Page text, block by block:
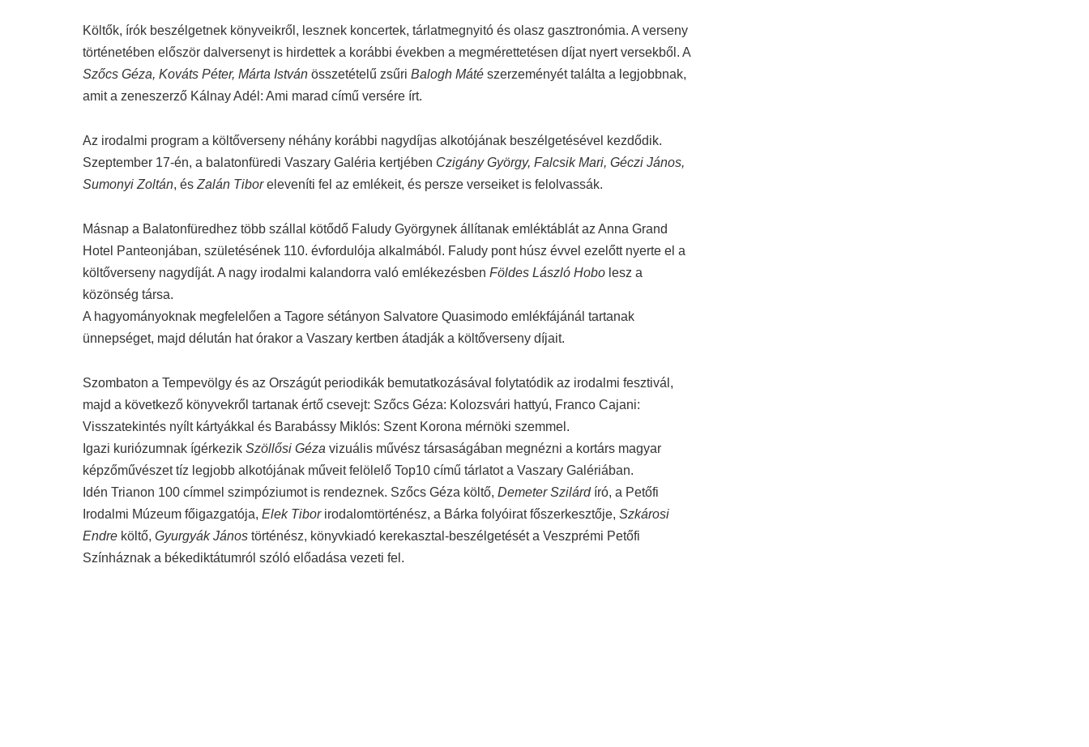
Költők, írók beszélgetnek könyveikről, lesznek koncertek, tárlatmegnyitó és olasz gasztronómia. A verseny
történetében először dalversenyt is hirdettek a korábbi években a megmérettetésen díjat nyert versekből. A
Szőcs Géza, Kováts Péter, Márta István összetételű zsűri Balogh Máté szerzeményét találta a legjobbnak,
amit a zeneszerző Kálnay Adél: Ami marad című versére írt.
Az irodalmi program a költőverseny néhány korábbi nagydíjas alkotójának beszélgetésével kezdődik.
Szeptember 17-én, a balatonfüredi Vaszary Galéria kertjében Czigány György, Falcsik Mari, Géczi János,
Sumonyi Zoltán, ésZalán Tiboreleveníti fel az emlékeit, és persze verseiket is felolvassák.
Másnap a Balatonfüredhez több szállal kötődő Faludy Györgynek állítanak emléktáblát az Anna Grand
Hotel Panteonjában, születésének 110. évfordulója alkalmából. Faludy pont húsz évvel ezelőtt nyerte el a
költőverseny nagydíját. A nagy irodalmi kalandorra való emlékezésben Földes László Hobo lesz a
közönség társa.
A hagyományoknak megfelelően a Tagore sétányon Salvatore Quasimodo emlékfájánál tartanak
ünnepséget, majd délután hat órakor a Vaszary kertben átadják a költőverseny díjait.
Szombaton a Tempevölgy és az Országút periodikák bemutatkozásával folytatódik az irodalmi fesztivál,
majd a következő könyvekről tartanak értő csevejt: Szőcs Géza: Kolozsvári hattyú, Franco Cajani:
Visszatekintés nyílt kártyákkal és Barabássy Miklós: Szent Korona mérnöki szemmel.
Igazi kuriózumnak ígérkezik Szöllősi Géza vizuális művész társaságában megnézni a kortárs magyar
képzőművészet tíz legjobb alkotójának műveit felölelő Top10 című tárlatot a Vaszary Galériában.
Idén Trianon 100 címmel szimpóziumot is rendeznek. Szőcs Géza költő, Demeter Szilárd író, a Petőfi
Irodalmi Múzeum főigazgatója, Elek Tiborirodalomtörténész, a Bárka folyóirat főszerkesztője, Szkárosi
Endre költő, Gyurgyák János történész, könyvkiadó kerekasztal-beszélgetését a Veszprémi Petőfi
Színháznak a békediktátumról szóló előadása vezeti fel.